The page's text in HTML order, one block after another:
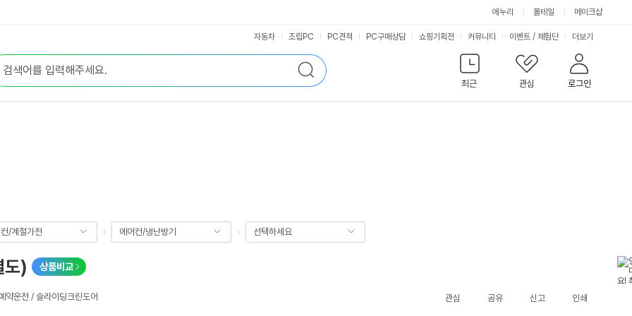
에누리 몰테일 메이크샵
검
색
최근
관심 로그인
자동차 조립PC PC견적 PC구매상담 쇼핑기획전 커뮤니티 이벤트 / 체험단 서
비
스
더보기
/계절가전 에어컨/냉난방기 선택하세요
도) 상품비교
약운전 / 슬라이딩크린도어 관심 공유 신고 인쇄